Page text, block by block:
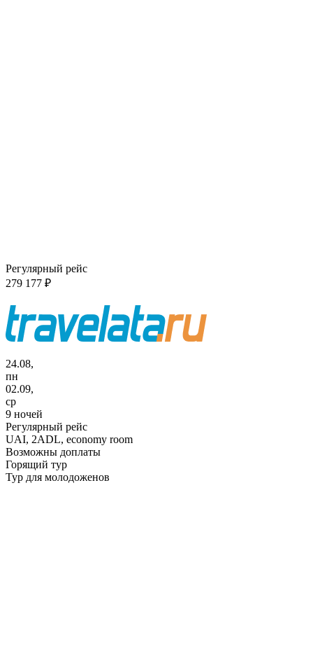
Регулярный рейс
279 177 ₽
24.08,
пн
02.09,
ср
9 ночей
Регулярный рейс
UAI, 2ADL, economy room
Возможны доплаты
Горящий тур
Тур для молодоженов